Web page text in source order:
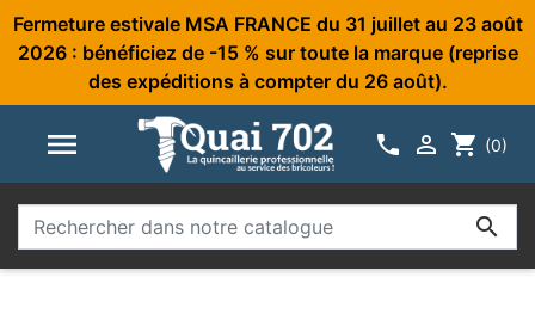
Fermeture estivale MSA FRANCE du 31 juillet au 23 août
2026 : bénéficiez de -15 % sur toute la marque (reprise
des expéditions à compter du 26 août).
   shopping_cart (0)
